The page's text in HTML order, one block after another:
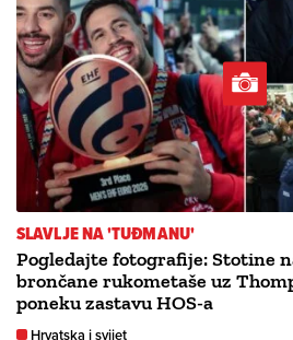
SLAVLJE NA 'TUĐMANU'
Pogledajte fotografije: Stotine
brončane rukometaše uz
poneku zastavu HOS-a
Hrvatska i svijet